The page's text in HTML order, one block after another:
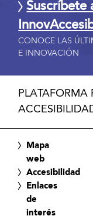
Suscríbete
CONOCE LAS
E INNOVACIÓN
PLATAFORMA
Mapa
web
Accesibilidad
Enlaces
de
interés